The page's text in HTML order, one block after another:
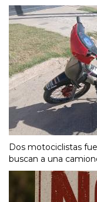
Dos motociclistas
buscan a una